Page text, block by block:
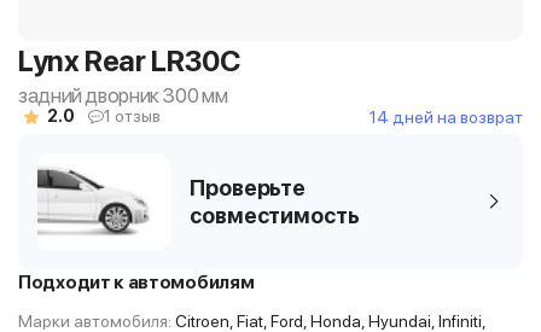
Lynx Rear LR30C
задний дворник 300 мм
2.0 1 отзыв 14 дней на возврат
Проверьте
совместимость
Подходит к автомобилям
Марки автомобиля: Citroen, Fiat, Ford, Honda, Hyundai, Infiniti,